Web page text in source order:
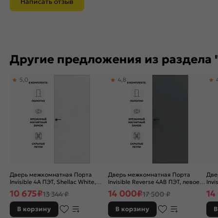
Другие предложения из раздела
Дверь межкомнатная Порта
Invisible 4A ПЭТ, Shellac White,
глухая, скрытая, кромка
алюминиевая матовый хром,
каркасно-щитовая
5,0
10 675₽13 344 ₽
В корзину
Дверь межкомнатная Порта
Invisible Reverse 4AB ПЭТ, левое
открывание, Shellac Graphite,
глухая, скрытая, кромка
алюминиевая черная матовая,
каркасно-щитовая
4,8
14 000₽17 500 ₽
В корзину